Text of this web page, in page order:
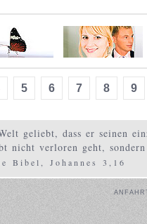
5 6 7 8 9
geliebt, dass er seinen
nicht verloren geht,
Bibel, Johannes 3,16